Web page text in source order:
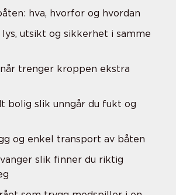
hva, hvorfor og hvordan
utsikt og sikkerhet i samme
trenger kroppen ekstra
bolig slik unngår du fukt og
og enkel transport av båten
slik finner du riktig